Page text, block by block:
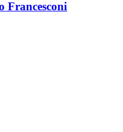
Francesconi